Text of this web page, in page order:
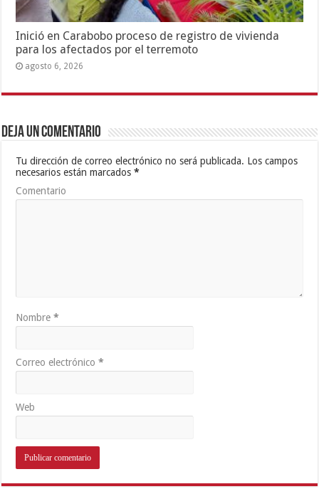
Inició en Carabobo proceso de registro de vivienda
para los afectados por el terremoto
agosto 6, 2026
Deja un comentario
Tu dirección de correo electrónico no será publicada. Los campos
necesarios están marcados*
Comentario
Nombre*
Correo electrónico*
Web